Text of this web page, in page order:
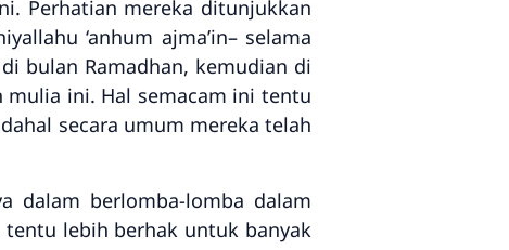
Perhatian mereka ditunjukkan
‘anhum ajma’in– selama
bulan Ramadhan, kemudian di
mulia ini. Hal semacam ini tentu
secara umum mereka telah
dalam berlomba-lomba dalam
lebih berhak untuk banyak